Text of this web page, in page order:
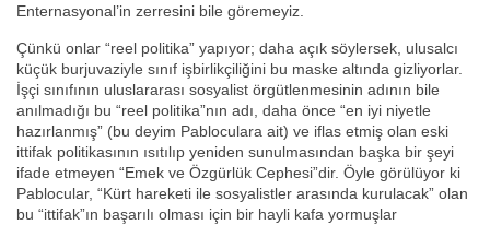
Enternasyonal’in zerresini bile göremeyiz.
Çünkü onlar “reel politika” yapıyor; daha açık söylersek, ulusalcı
küçük burjuvaziyle sınıf işbirlikçiliğini bu maske altında gizliyorlar.
İşçi sınıfının uluslararası sosyalist örgütlenmesinin adının bile
anılmadığı bu “reel politika”nın adı, daha önce “en iyi niyetle
hazırlanmış” (bu deyim Pabloculara ait) ve iflas etmiş olan eski
ittifak politikasının ısıtılıp yeniden sunulmasından başka bir şeyi
ifade etmeyen “Emek ve Özgürlük Cephesi”dir. Öyle görülüyor ki
Pablocular, “Kürt hareketi ile sosyalistler arasında kurulacak” olan
bu “ittifak”ın başarılı olması için bir hayli kafa yormuşlar